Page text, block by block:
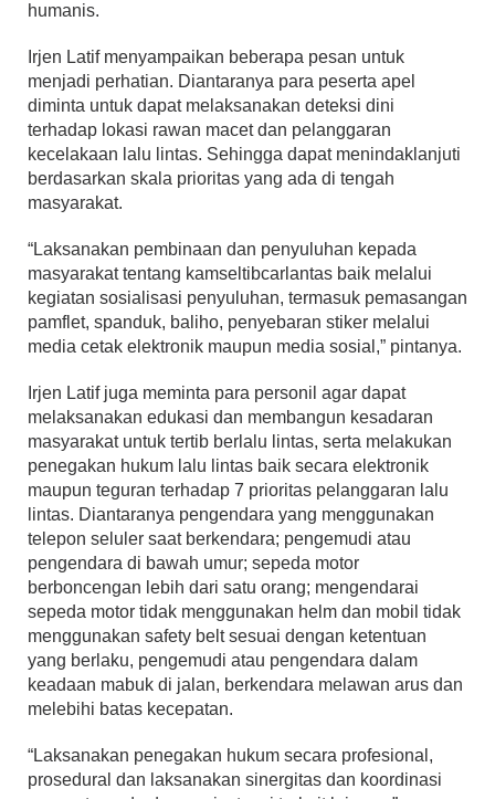
humanis.
Irjen Latif menyampaikan beberapa pesan untuk
menjadi perhatian. Diantaranya para peserta apel
diminta untuk dapat melaksanakan deteksi dini
terhadap lokasi rawan macet dan pelanggaran
kecelakaan lalu lintas. Sehingga dapat menindaklanjuti
berdasarkan skala prioritas yang ada di tengah
masyarakat.
“Laksanakan pembinaan dan penyuluhan kepada
masyarakat tentang kamseltibcarlantas baik melalui
kegiatan sosialisasi penyuluhan, termasuk pemasangan
pamflet, spanduk, baliho, penyebaran stiker melalui
media cetak elektronik maupun media sosial,” pintanya.
Irjen Latif juga meminta para personil agar dapat
melaksanakan edukasi dan membangun kesadaran
masyarakat untuk tertib berlalu lintas, serta melakukan
penegakan hukum lalu lintas baik secara elektronik
maupun teguran terhadap 7 prioritas pelanggaran lalu
lintas. Diantaranya pengendara yang menggunakan
telepon seluler saat berkendara; pengemudi atau
pengendara di bawah umur; sepeda motor
berboncengan lebih dari satu orang; mengendarai
sepeda motor tidak menggunakan helm dan mobil tidak
menggunakan safety belt sesuai dengan ketentuan
yang berlaku, pengemudi atau pengendara dalam
keadaan mabuk di jalan, berkendara melawan arus dan
melebihi batas kecepatan.
“Laksanakan penegakan hukum secara profesional,
prosedural dan laksanakan sinergitas dan koordinasi